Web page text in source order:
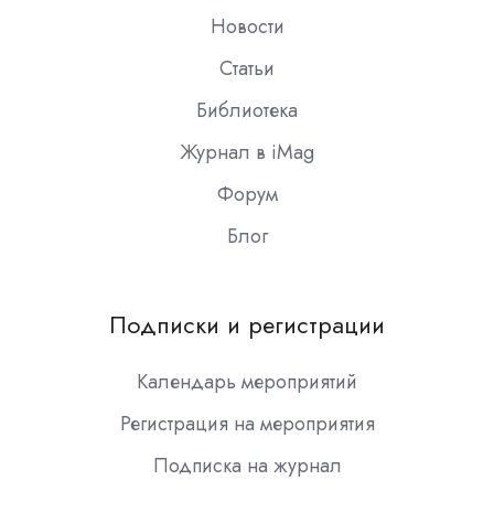
Новости
Статьи
Библиотека
Журнал в iMag
Форум
Блог
Подписки и регистрации
Календарь мероприятий
Регистрация на мероприятия
Подписка на журнал